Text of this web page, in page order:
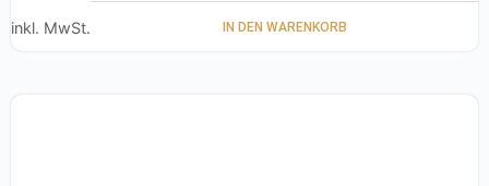
inkl. MwSt. IN DEN WARENKORB